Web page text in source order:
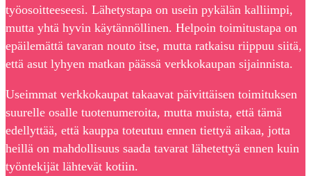
työosoitteeseesi. Lähetystapa on usein pykälän kalliimpi,
mutta yhtä hyvin käytännöllinen. Helpoin toimitustapa on
epäilemättä tavaran nouto itse, mutta ratkaisu riippuu siitä,
että asut lyhyen matkan päässä verkkokaupan sijainnista.
Useimmat verkkokaupat takaavat päivittäisen toimituksen
suurelle osalle tuotenumeroita, mutta muista, että tämä
edellyttää, että kauppa toteutuu ennen tiettyä aikaa, jotta
heillä on mahdollisuus saada tavarat lähetettyä ennen kuin
työntekijät lähtevät kotiin.